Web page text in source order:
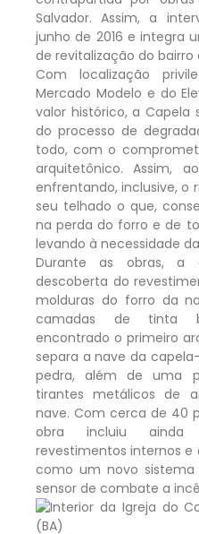
Salvador. Assim, a
junho de 2016 e integra
de revitalização do bairro
Com localização
Mercado Modelo e do
valor histórico, a Capela
do processo de
todo, com o
arquitetônico. Assim,
enfrentando, inclusive, o
seu telhado o que,
na perda do forro e de
levando à necessidade
Durante as obras, a
descoberta do
molduras do forro da
camadas de tinta
encontrado o primeiro
separa a nave da
pedra, além de uma
tirantes metálicos de
nave. Com cerca de 40
obra incluiu
revestimentos internos e
como um novo
sensor de combate a